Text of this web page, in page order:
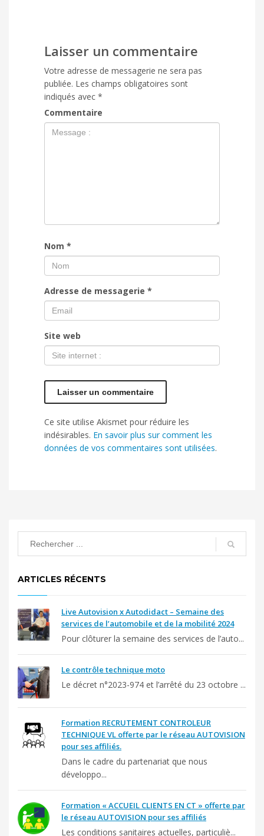
Laisser un commentaire
Votre adresse de messagerie ne sera pas
publiée. Les champs obligatoires sont
indiqués avec *
Commentaire
Nom *
Adresse de messagerie *
Site web
Ce site utilise Akismet pour réduire les
indésirables. En savoir plus sur comment les
données de vos commentaires sont utilisées.
ARTICLES RÉCENTS
Live Autovision x Autodidact – Semaine des
services de l’automobile et de la mobilité 2024
Pour clôturer la semaine des services de l’auto...
Le contrôle technique moto
Le décret n°2023-974 et l’arrêté du 23 octobre ...
Formation RECRUTEMENT CONTROLEUR
TECHNIQUE VL offerte par le réseau AUTOVISION
pour ses affiliés.
Dans le cadre du partenariat que nous
développo...
Formation « ACCUEIL CLIENTS EN CT » offerte par
le réseau AUTOVISION pour ses affiliés
Les conditions sanitaires actuelles, particuliè...